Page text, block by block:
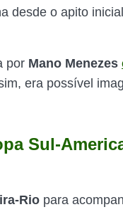
desde o apito
por Mano Menezes
era possível
Sul-
Rio para